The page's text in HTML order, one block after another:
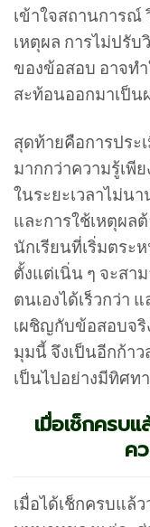
เข้าใจสถานการณ์
เหตุผล การไม่ปรั
ของข้อสอบ อาจท
สะท้อนออกมาเป็น
สุดท้ายคือการประ
มากกว่าความรู้เพี
ในระยะเวลาไม่น
และการใช้เหตุผล
นักเรียนที่เริ่มตระ
ตั้งแต่เนิ่น ๆ จะสา
ตนเองได้เร็วกว่า
เผชิญกับข้อสอบจริ
มุมนี้ จึงเป็นอีกก้า
เป็นไปอย่างมีทิศท
เมื่อเช็กครบ
ค
เมื่อได้เช็กครบแล้